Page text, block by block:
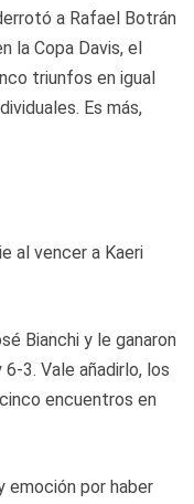
a Rafael Botrán
la Copa Davis, el
triunfos en igual
Es más,
al vencer a Kaeri
Bianchi y le ganaron
3. Vale añadirlo, los
encuentros en
emoción por haber